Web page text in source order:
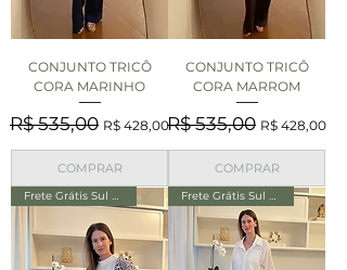
CONJUNTO TRICÔ
CORA MARINHO
Preço normal
R$ 535,00 Preço promocional
R$ 428,00
COMPRAR
CONJUNTO TRICÔ
CORA MARROM
Preço normal
R$ 535,00 Preço
R$ 428,00
COMPRAR
Frete Grátis Sul e Sudeste Frete Grátis Sul e Sudeste